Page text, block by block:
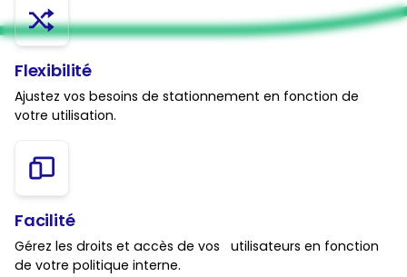
Flexibilité
Ajustez vos besoins de stationnement en fonction de
votre utilisation.
Facilité
Gérez les droits et accès de vos utilisateurs en fonction
de votre politique interne.